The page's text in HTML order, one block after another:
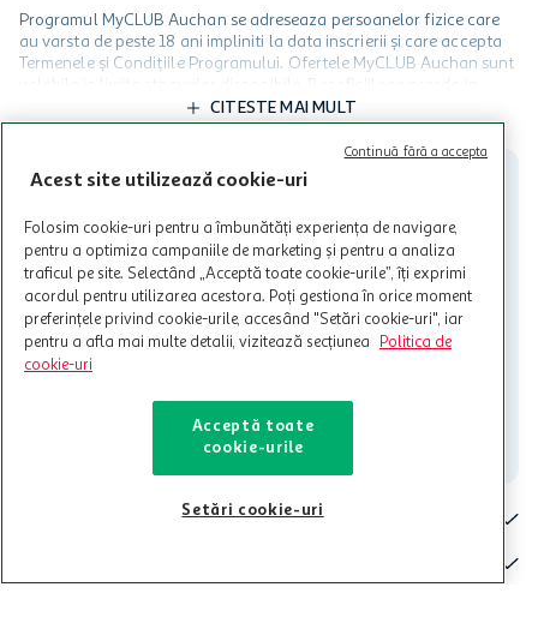
Programul MyCLUB Auchan se adreseaza persoanelor fizice care
au varsta de peste 18 ani impliniti la data inscrierii și care accepta
Termenele și Condițiile Programului. Ofertele MyCLUB Auchan sunt
valabile in limita stocurilor disponibile. Beneficiile se acorda in
limita a 12 unitati / card client o singura data in perioada promotiei.
Cardul poate fi utilizat doar in legatura cu magazinele Auchan
participante și pentru acțiuni promotionale indicate de Auchan si
nu poate fi utilizat in legatura cu alti comercianți sau pentru alte
care aceste este suspendat sau in perioada in care sunt efectuate
intretineri sau reparatii tehnice la sistemul de utilizarea al Cardului.
CITESTE MAI MULT
Contacteaza-ne!
Iti stam mereu la dispozitie.
Contact
Acest site utilizează cookie-uri
Folosim cookie-uri pentru a îmbunătăți experiența de navigare,
pentru a optimiza campaniile de marketing și pentru a analiza
traficul pe site. Selectând „Acceptă toate cookie-urile”, îți exprimi
acordul pentru utilizarea acestora. Poți gestiona în orice moment
preferințele privind cookie-urile, accesând "Setări cookie-uri", iar
pentru a afla mai multe detalii, vizitează secțiunea
Politica de
cookie-uri
Acceptă toate
cookie-urile
Setări cookie-uri
Continuă fără a accepta